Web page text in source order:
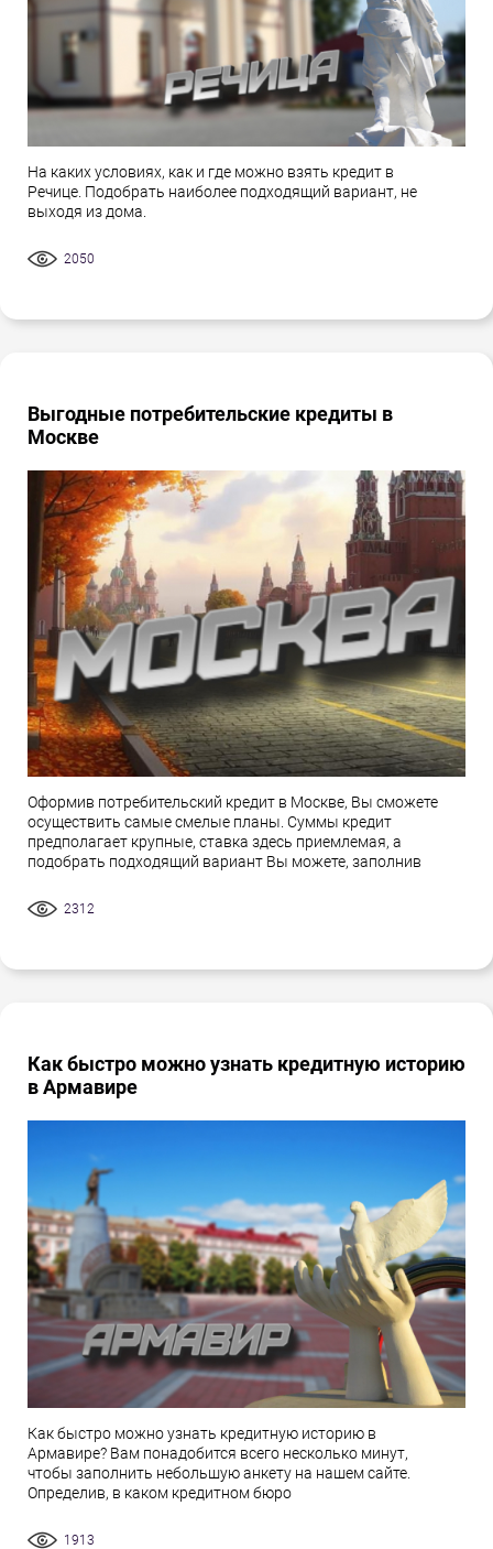
На каких условиях, как и где можно взять кредит в
Речице. Подобрать наиболее подходящий вариант, не
выходя из дома.
2050
Выгодные потребительские кредиты в
Москве
Оформив потребительский кредит в Москве, Вы сможете
осуществить самые смелые планы. Суммы кредит
предполагает крупные, ставка здесь приемлемая, а
подобрать подходящий вариант Вы можете, заполнив
2312
Как быстро можно узнать кредитную историю
в Армавире
Как быстро можно узнать кредитную историю в
Армавире? Вам понадобится всего несколько минут,
чтобы заполнить небольшую анкету на нашем сайте.
Определив, в каком кредитном бюро
1913